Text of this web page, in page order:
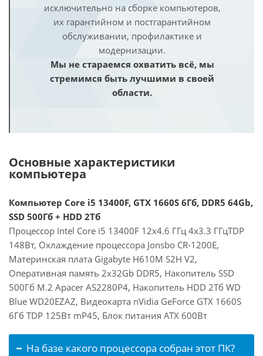
исключительно на сборке компьютеров,
их гарантийном и постгарантийном
обслуживании, профилактике и
модернизации.
Мы не стараемся охватить всё, мы
стремимся быть лучшими в своей
области.
Основные характеристики
компьютера
Компьютер Core i5 13400F, GTX 1660S 6Гб, DDR5 64Gb,
SSD 500Гб + HDD 2Тб
Процессор Intel Core i5 13400F 12x4.6 ГГц 4x3.3 ГГцTDP
148Вт, Охлаждение процессора Jonsbo CR-1200E,
Материнская плата Gigabyte H610M S2H V2,
Оперативная память 2x32Gb DDR5, Накопитель SSD
500Гб M.2 Apacer AS2280P4, Накопитель HDD 2Тб WD
Blue WD20EZAZ, Видеокарта nVidia GeForce GTX 1660S
6Гб TDP 125Вт mP45, Блок питания ATX 600Вт
На базе какого процессора собран этот ПК?